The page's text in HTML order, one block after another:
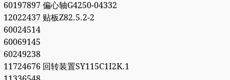
60197897 偏心轴G4250-04332
12022437 贴板Z82.5.2-2
60024514
60069145
60249238
11724676 回转装置SY115C1I2K.1